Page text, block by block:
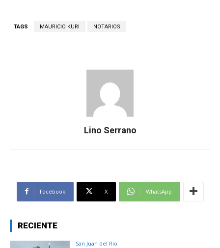
TAGS MAURICIO KURI NOTARIOS
Lino Serrano
Facebook X WhatsApp
RECIENTE
San Juan del Río